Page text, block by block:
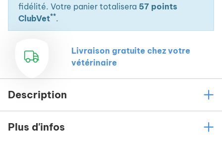
fidélité. Votre panier totalisera 57 points
ClubVet**.
Livraison gratuite chez votre
vétérinaire
Description
Plus d'infos